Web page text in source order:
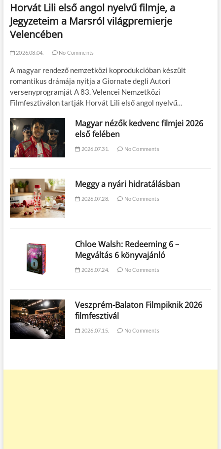
Horvát Lili első angol nyelvű filmje, a
Jegyzeteim a Marsról világpremierje
Velencében
2026.08.04. No Comments
A magyar rendező nemzetközi koprodukcióban készült
romantikus drámája nyitja a Giornate degli Autori
versenyprogramját A 83. Velencei Nemzetközi
Filmfesztiválon tartják Horvát Lili első angol nyelvű…
Magyar nézők kedvenc filmjei 2026
első felében
2026.07.31. No Comments
Meggy a nyári hidratálásban
2026.07.28. No Comments
Chloe Walsh: Redeeming 6 –
Megváltás 6 könyvajánló
2026.07.24. No Comments
Veszprém-Balaton Filmpiknik 2026
filmfesztivál
2026.07.15. No Comments